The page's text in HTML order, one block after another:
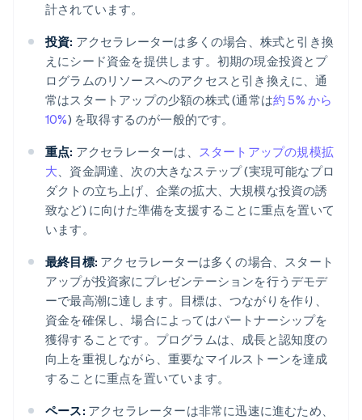
計されています。
投資: アクセラレーターは多くの場合、株式と引き換
えにシード資金を提供します。初期の現金投資とプ
ログラムのリソースへのアクセスと引き換えに、通
常はスタートアップの少額の株式 (通常は約 5% から
10%) を取得するのが一般的です。
重点: アクセラレーターは、 スタートアップの規模拡
大、資金調達、次の大きなステップ (実現可能なプロ
ダクトの立ち上げ、企業の拡大、大規模な投資の誘
致など) に向けた準備を支援することに重点を置いて
います。
最終目標: アクセラレーターは多くの場合、スタート
アップが投資家にプレゼンテーションを行うデモデ
ーで最高潮に達します。目標は、つながりを作り、
資金を確保し、場合によってはパートナーシップを
獲得することです。プログラムは、成長と認知度の
向上を重視しながら、重要なマイルストーンを達成
することに重点を置いています。
ペース: アクセラレーターは非常に迅速に進むため、